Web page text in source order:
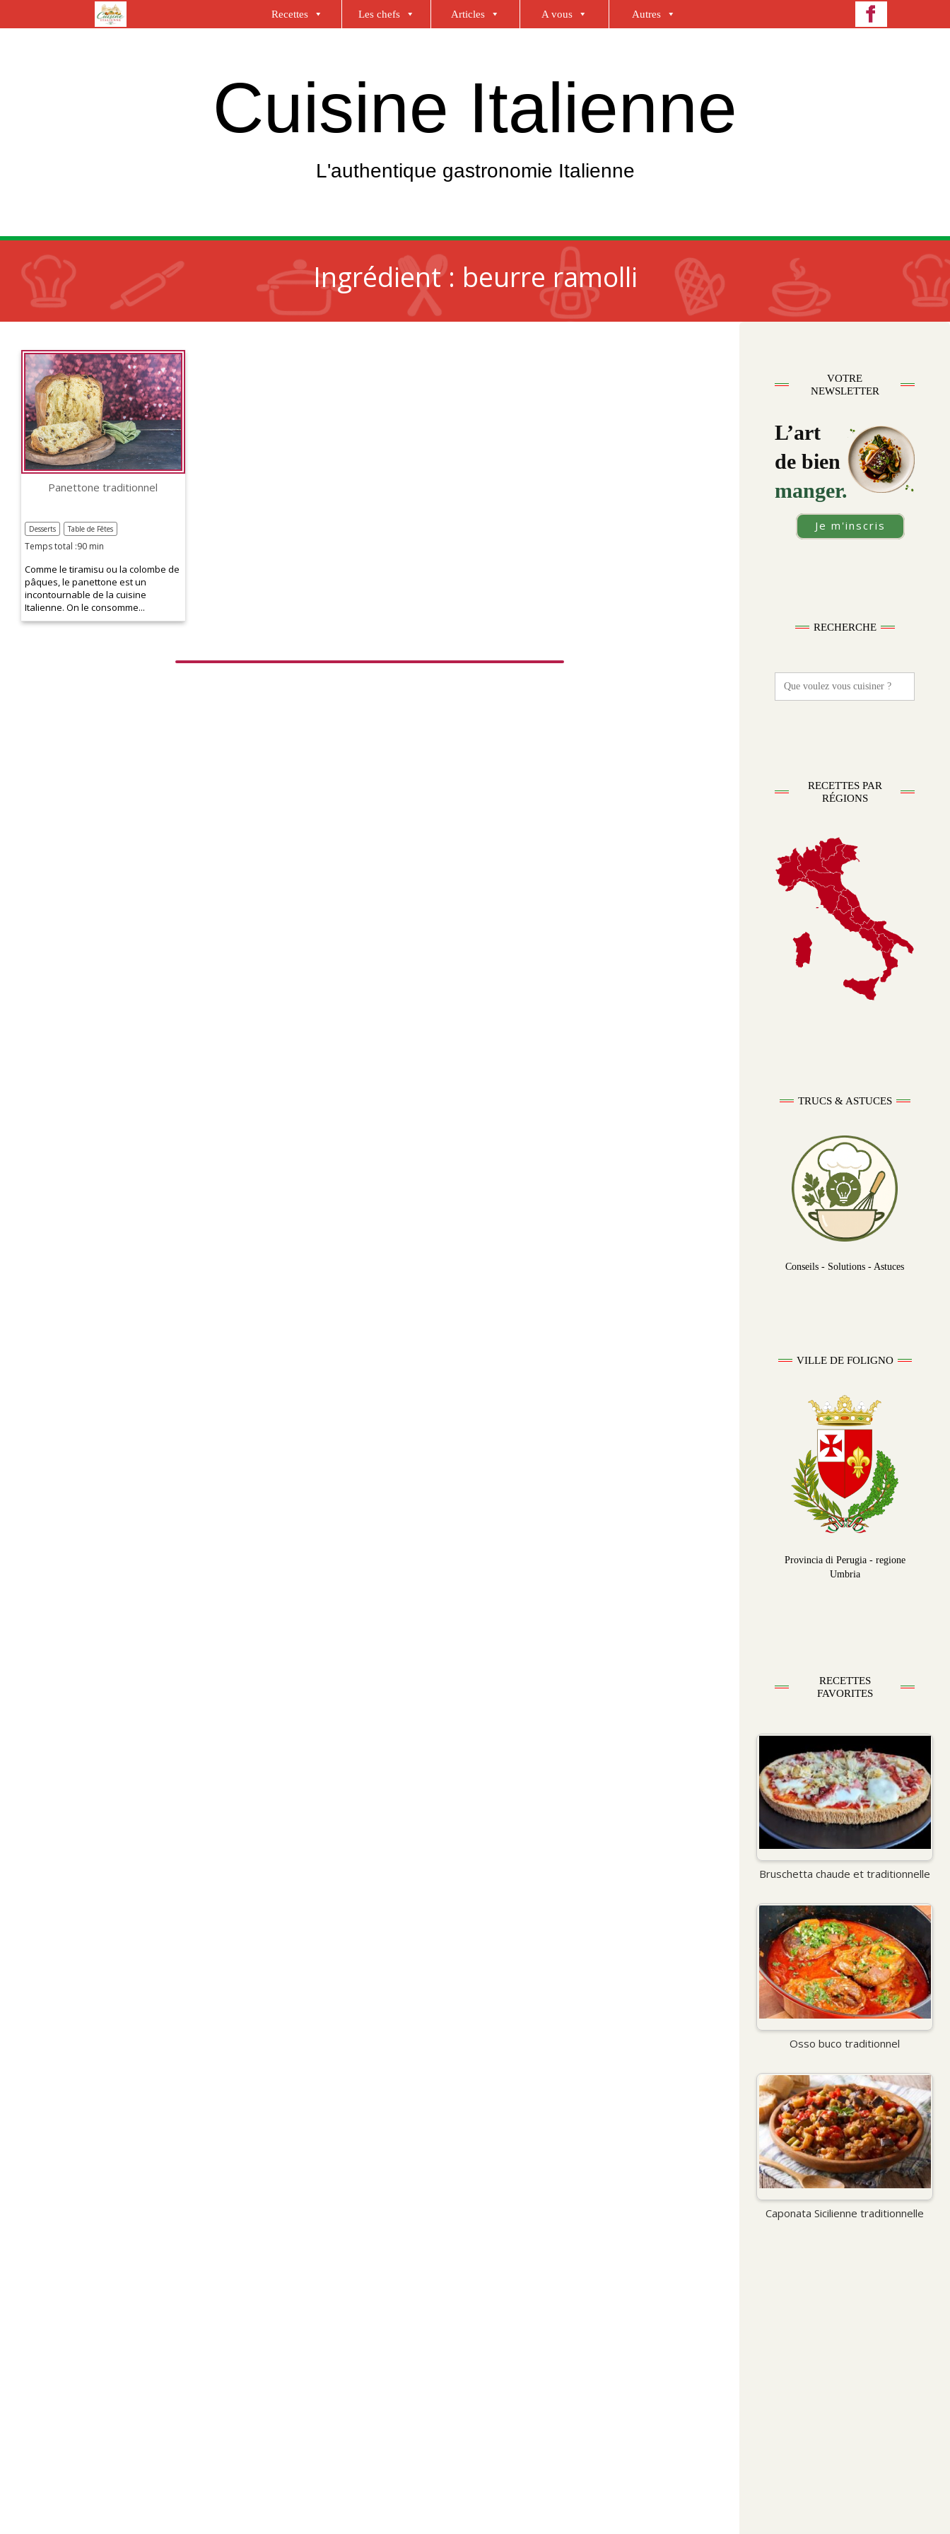
Recettes Les chefs Articles A vous Autres
Cuisine Italienne
L'authentique gastronomie Italienne
Ingrédient : beurre ramolli
Panettone traditionnel
Temps total :90 min
Desserts Table de Fêtes
Comme le tiramisu ou la colombe de
pâques, le panettone est un
incontournable de la cuisine
Italienne. On le consomme...
VOTRE
NEWSLETTER
L’art
de bien
manger.
Je m'inscris
RECHERCHE
Search
for:
RECETTES PAR
RÉGIONS
TRUCS & ASTUCES
Conseils - Solutions - Astuces
VILLE DE FOLIGNO
Provincia di Perugia - regione
Umbria
RECETTES
FAVORITES
Bruschetta chaude et traditionnelle
Osso buco traditionnel
Caponata Sicilienne traditionnelle